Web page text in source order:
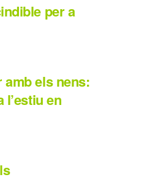
per a
amb els nens:
l’estiu en